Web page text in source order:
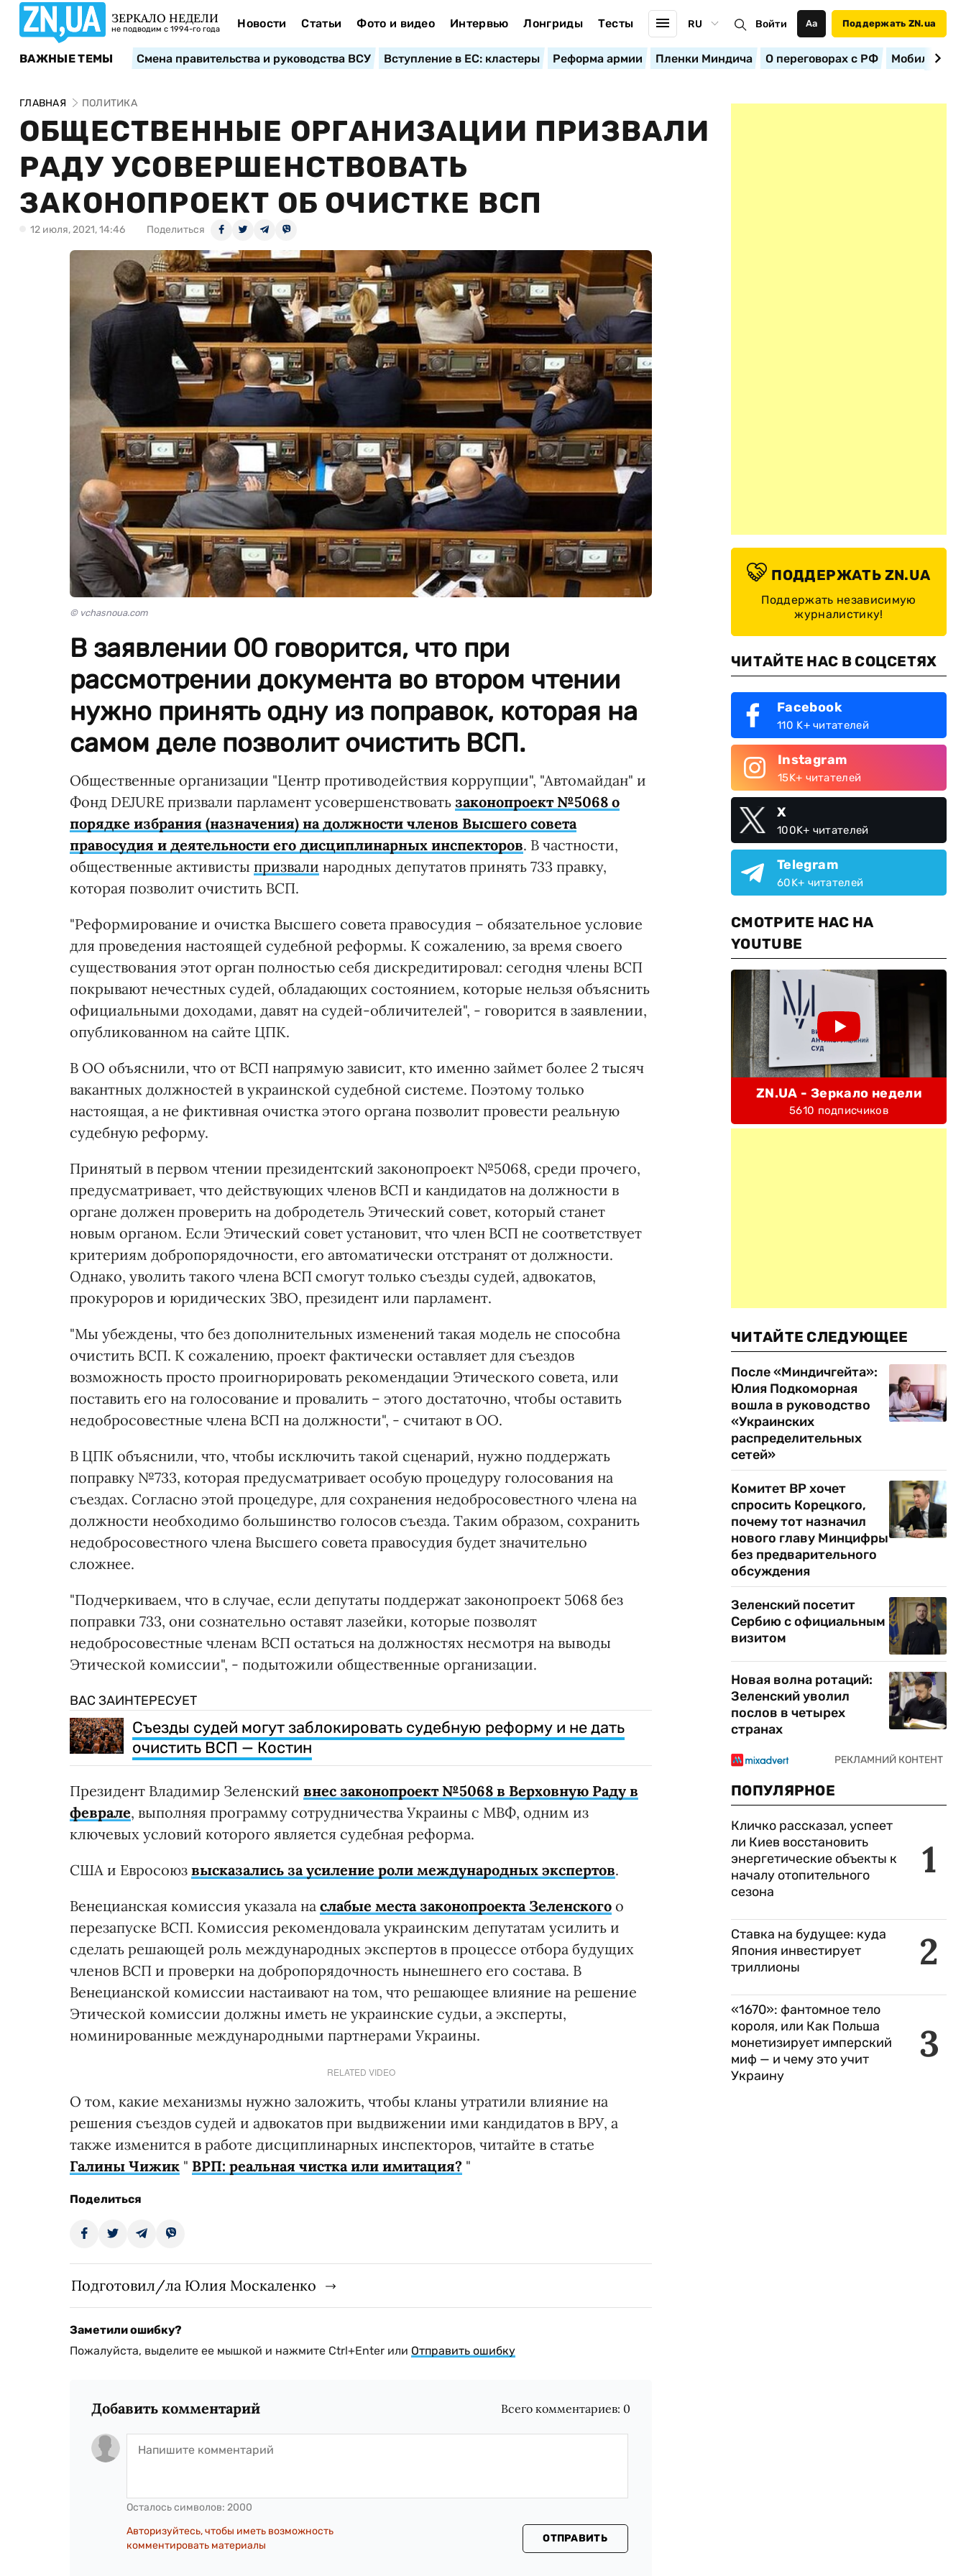
ЗЕРКАЛО НЕДЕЛИ
не подводим с 1994-го года Новости Статьи Фото и видео Интервью Лонгриды Тесты RU Войти Аа Поддержать ZN.ua
ВАЖНЫЕ ТЕМЫ Смена правительства и руководства ВСУ Вступление в ЕС: кластеры Реформа армии Пленки Миндича О переговорах с РФ
ГЛАВНАЯ ПОЛИТИКА
ОБЩЕСТВЕННЫЕ ОРГАНИЗАЦИИ ПРИЗВАЛИ
РАДУ УСОВЕРШЕНСТВОВАТЬ
ЗАКОНОПРОЕКТ ОБ ОЧИСТКЕ ВСП
12 июля, 2021, 14:46 Поделиться
© vchasnoua.com
В заявлении ОО говорится, что при
рассмотрении документа во втором чтении
нужно принять одну из поправок, которая на
самом деле позволит очистить ВСП.
Общественные организации "Центр противодействия коррупции", "Автомайдан" и
Фонд DEJURE призвали парламент усовершенствовать законопроект №5068 о
порядке избрания (назначения) на должности членов Высшего совета
правосудия и деятельности его дисциплинарных инспекторов. В частности,
общественные активисты призвали народных депутатов принять 733 правку,
которая позволит очистить ВСП.
"Реформирование и очистка Высшего совета правосудия – обязательное условие
для проведения настоящей судебной реформы. К сожалению, за время своего
существования этот орган полностью себя дискредитировал: сегодня члены ВСП
покрывают нечестных судей, обладающих состоянием, которые нельзя объяснить
официальными доходами, давят на судей-обличителей", - говорится в заявлении,
опубликованном на сайте ЦПК.
В ОО объяснили, что от ВСП напрямую зависит, кто именно займет более 2 тысяч
вакантных должностей в украинской судебной системе. Поэтому только
настоящая, а не фиктивная очистка этого органа позволит провести реальную
судебную реформу.
Принятый в первом чтении президентский законопроект №5068, среди прочего,
предусматривает, что действующих членов ВСП и кандидатов на должности в
органе должен проверить на добродетель Этический совет, который станет
новым органом. Если Этический совет установит, что член ВСП не соответствует
критериям добропорядочности, его автоматически отстранят от должности.
Однако, уволить такого члена ВСП смогут только съезды судей, адвокатов,
прокуроров и юридических ЗВО, президент или парламент.
"Мы убеждены, что без дополнительных изменений такая модель не способна
очистить ВСП. К сожалению, проект фактически оставляет для съездов
возможность просто проигнорировать рекомендации Этического совета, или
поставить его на голосование и провалить – этого достаточно, чтобы оставить
недобросовестные члена ВСП на должности", - считают в ОО.
В ЦПК объяснили, что, чтобы исключить такой сценарий, нужно поддержать
поправку №733, которая предусматривает особую процедуру голосования на
съездах. Согласно этой процедуре, для сохранения недобросовестного члена на
должности необходимо большинство голосов съезда. Таким образом, сохранить
недобросовестного члена Высшего совета правосудия будет значительно
сложнее.
"Подчеркиваем, что в случае, если депутаты поддержат законопроект 5068 без
поправки 733, они сознательно оставят лазейки, которые позволят
недобросовестные членам ВСП остаться на должностях несмотря на выводы
Этической комиссии", - подытожили общественные организации.
ВАС ЗАИНТЕРЕСУЕТ
Съезды судей могут заблокировать судебную реформу и не дать
очистить ВСП — Костин
Президент Владимир Зеленский внес законопроект №5068 в Верховную Раду в
феврале, выполняя программу сотрудничества Украины с МВФ, одним из
ключевых условий которого является судебная реформа.
США и Евросоюз высказались за усиление роли международных экспертов.
Венецианская комиссия указала на слабые места законопроекта Зеленского о
перезапуске ВСП. Комиссия рекомендовала украинским депутатам усилить и
сделать решающей роль международных экспертов в процессе отбора будущих
членов ВСП и проверки на добропорядочность нынешнего его состава. В
Венецианской комиссии настаивают на том, что решающее влияние на решение
Этической комиссии должны иметь не украинские судьи, а эксперты,
номинированные международными партнерами Украины.
RELATED VIDEO
О том, какие механизмы нужно заложить, чтобы кланы утратили влияние на
решения съездов судей и адвокатов при выдвижении ими кандидатов в ВРУ, а
также изменится в работе дисциплинарных инспекторов, читайте в статье
Галины Чижик " ВРП: реальная чистка или имитация? "
Поделиться
Подготовил/ла Юлия Москаленко
Заметили ошибку?
Пожалуйста, выделите ее мышкой и нажмите Ctrl+Enter или Отправить ошибку
Добавить комментарий Всего комментариев: 0
Осталось символов: 2000
Авторизуйтесь, чтобы иметь возможность
комментировать материалы
ОТПРАВИТЬ
ПОДДЕРЖАТЬ ZN.UA
Поддержать независимую
журналистику!
ЧИТАЙТЕ НАС В СОЦСЕТЯХ
Facebook
110 K+ читателей
Instagram
15K+ читателей
X
100K+ читателей
Telegram
60K+ читателей
СМОТРИТЕ НАС НА
YOUTUBE
ZN.UA - Зеркало недели
5610 подписчиков
ЧИТАЙТЕ СЛЕДУЮЩЕЕ
После «Миндичгейта»:
Юлия Подкоморная
вошла в руководство
«Украинских
распределительных
сетей»
Комитет ВР хочет
спросить Корецкого,
почему тот назначил
нового главу Минцифры
без предварительного
обсуждения
Зеленский посетит
Сербию с официальным
визитом
Новая волна ротаций:
Зеленский уволил
послов в четырех
странах
ПОПУЛЯРНОЕ
1
Кличко рассказал, успеет
ли Киев восстановить
энергетические объекты к
началу отопительного
сезона
2
Ставка на будущее: куда
Япония инвестирует
триллионы
3
«1670»: фантомное тело
короля, или Как Польша
монетизирует имперский
миф — и чему это учит
Украину